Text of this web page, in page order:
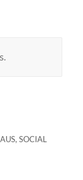
, SOCIAL